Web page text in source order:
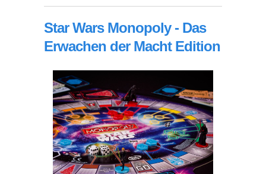
Star Wars Monopoly - Das
Erwachen der Macht Edition